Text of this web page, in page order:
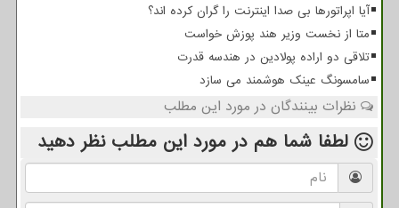
آیا اپراتورها بی صدا اینترنت را گران کرده اند؟
متا از نخست وزیر هند پوزش خواست
تلاقی دو اراده پولادین در هندسه قدرت
سامسونگ عینک هوشمند می سازد
نظرات بینندگان در مورد این مطلب
لطفا شما هم در مورد این مطلب نظر دهید